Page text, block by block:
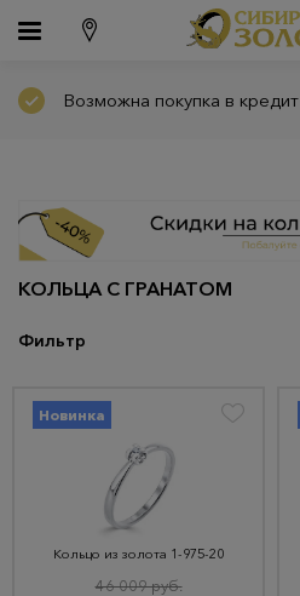
Возможна покупка в кредит
КОЛЬЦА С ГРАНАТОМ
Фильтр
Новинка
Кольцо из золота 1-975-20
46 009 руб.